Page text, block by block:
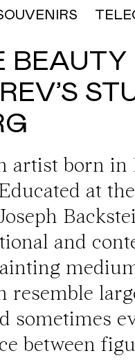
BEAUTY
artist born in
at
and
resemble
sometimes
between